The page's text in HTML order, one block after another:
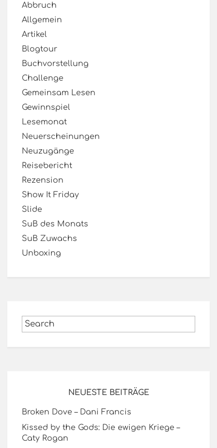
Abbruch
Allgemein
Artikel
Blogtour
Buchvorstellung
Challenge
Gemeinsam Lesen
Gewinnspiel
Lesemonat
Neuerscheinungen
Neuzugänge
Reisebericht
Rezension
Show It Friday
Slide
SuB des Monats
SuB Zuwachs
Unboxing
NEUESTE BEITRÄGE
Broken Dove – Dani Francis
Kissed by the Gods: Die ewigen Kriege –
Caty Rogan